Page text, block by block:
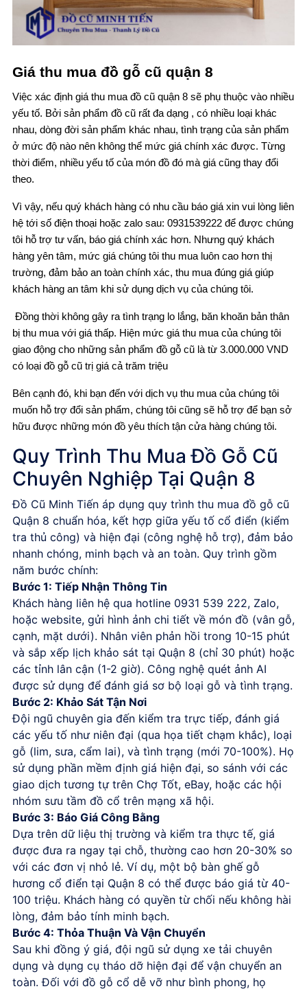
Giá thu mua đồ gỗ cũ quận 8
Việc xác định giá thu mua đồ cũ quận 8 sẽ phụ thuộc vào nhiều
yếu tố. Bởi sản phẩm đồ cũ rất đa dạng , có nhiều loại khác
nhau, dòng đời sản phẩm khác nhau, tình trạng của sản phẩm
ở mức độ nào nên không thể mức giá chính xác được. Từng
thời điểm, nhiều yếu tố của món đồ đó mà giá cũng thay đổi
theo.
Vì vậy, nếu quý khách hàng có nhu cầu báo giá xin vui lòng liên
hệ tới số điện thoại hoặc zalo sau: 0931539222 để được chúng
tôi hỗ trợ tư vấn, báo giá chính xác hơn. Nhưng quý khách
hàng yên tâm, mức giá chúng tôi thu mua luôn cao hơn thị
trường, đảm bảo an toàn chính xác, thu mua đúng giá giúp
khách hàng an tâm khi sử dụng dịch vụ của chúng tôi.
Đồng thời không gây ra tình trạng lo lắng, băn khoăn bản thân
bị thu mua với giá thấp. Hiện mức giá thu mua của chúng tôi
giao động cho những sản phẩm đồ gỗ cũ là từ 3.000.000 VND
có loại đồ gỗ cũ trị giá cả trăm triệu
Bên cạnh đó, khi bạn đến với dịch vụ thu mua của chúng tôi
muốn hỗ trợ đổi sản phẩm, chúng tôi cũng sẽ hỗ trợ để bạn sở
hữu được những món đồ yêu thích tận cửa hàng chúng tôi.
Quy Trình Thu Mua Đồ Gỗ Cũ
Chuyên Nghiệp Tại Quận 8
Đồ Cũ Minh Tiến áp dụng quy trình thu mua đồ gỗ cũ
Quận 8 chuẩn hóa, kết hợp giữa yếu tố cổ điển (kiểm
tra thủ công) và hiện đại (công nghệ hỗ trợ), đảm bảo
nhanh chóng, minh bạch và an toàn. Quy trình gồm
năm bước chính:
Bước 1: Tiếp Nhận Thông Tin
Khách hàng liên hệ qua hotline 0931 539 222, Zalo,
hoặc website, gửi hình ảnh chi tiết về món đồ (vân gỗ,
cạnh, mặt dưới). Nhân viên phản hồi trong 10-15 phút
và sắp xếp lịch khảo sát tại Quận 8 (chỉ 30 phút) hoặc
các tỉnh lân cận (1-2 giờ). Công nghệ quét ảnh AI
được sử dụng để đánh giá sơ bộ loại gỗ và tình trạng.
Bước 2: Khảo Sát Tận Nơi
Đội ngũ chuyên gia đến kiểm tra trực tiếp, đánh giá
các yếu tố như niên đại (qua họa tiết chạm khắc), loại
gỗ (lim, sưa, cẩm lai), và tình trạng (mới 70-100%). Họ
sử dụng phần mềm định giá hiện đại, so sánh với các
giao dịch tương tự trên Chợ Tốt, eBay, hoặc các hội
nhóm sưu tầm đồ cổ trên mạng xã hội.
Bước 3: Báo Giá Công Bằng
Dựa trên dữ liệu thị trường và kiểm tra thực tế, giá
được đưa ra ngay tại chỗ, thường cao hơn 20-30% so
với các đơn vị nhỏ lẻ. Ví dụ, một bộ bàn ghế gỗ
hương cổ điển tại Quận 8 có thể được báo giá từ 40-
100 triệu. Khách hàng có quyền từ chối nếu không hài
lòng, đảm bảo tính minh bạch.
Bước 4: Thỏa Thuận Và Vận Chuyển
Sau khi đồng ý giá, đội ngũ sử dụng xe tải chuyên
dụng và dụng cụ tháo dỡ hiện đại để vận chuyển an
toàn. Đối với đồ gỗ cổ dễ vỡ như bình phong, họ